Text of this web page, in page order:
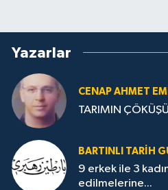
Yazarlar
CENAP AHMET
TARIMIN ÇÖKÜŞÜ
BARTINLI TARIH
9 erkek ile 3
edilmelerine...